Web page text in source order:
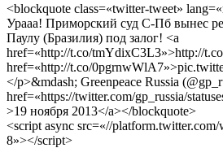
<blockquote class=«twitter-tweet»
Урааа! Приморский суд С-Пб вынес
Паулу (Бразилия) под залог! <a
href=«http://t.co/tmYdixC3L3»>http://
href=«http://t.co/
</p>&mdash; Greenpeace Russia
href=«https://twitter.com/gp_russia/
>19 ноября 2013</a></blockquote>
<script async src=«//
8»></script>